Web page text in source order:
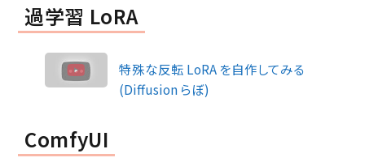
過学習 LoRA
特殊な反転 LoRA を自作してみる
(Diffusion らぼ)
ComfyUI